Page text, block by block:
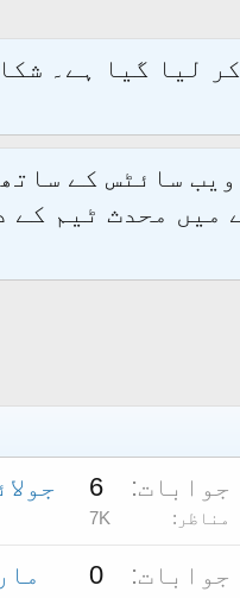
2.1.7 پر کامیابی سے منتقل کر
سائٹس کے
میں محدث ٹیم کے
جوابات 6
مناظر 7K
جولائی
جوابات 0 مارچ